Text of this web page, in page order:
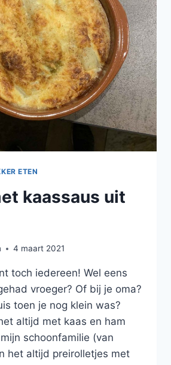
ETEN
kaassaus uit
4 maart 2021
toch iedereen! Wel eens
vroeger? Of bij je oma?
toen je nog klein was?
altijd met kaas en ham
schoonfamilie (van
het altijd preirolletjes met